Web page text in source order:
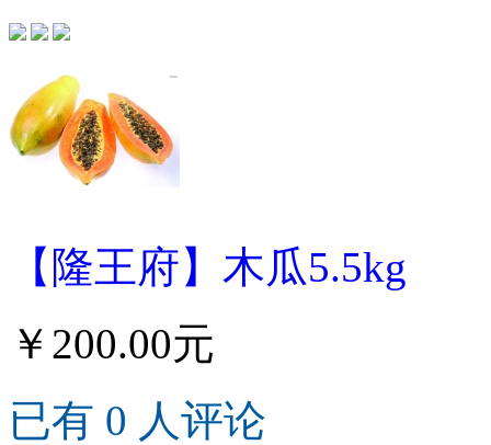
【隆王府】木瓜5.5kg
￥200.00元
已有 0 人评论